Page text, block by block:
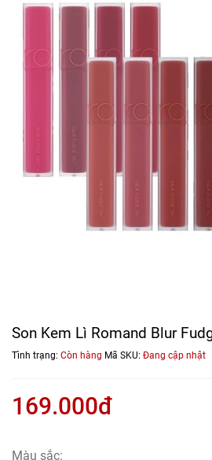
Son Kem Lì Romand Blur
Tình trạng: Còn hàng Mã SKU: Đang cập nhật
169.000đ
Màu sắc: